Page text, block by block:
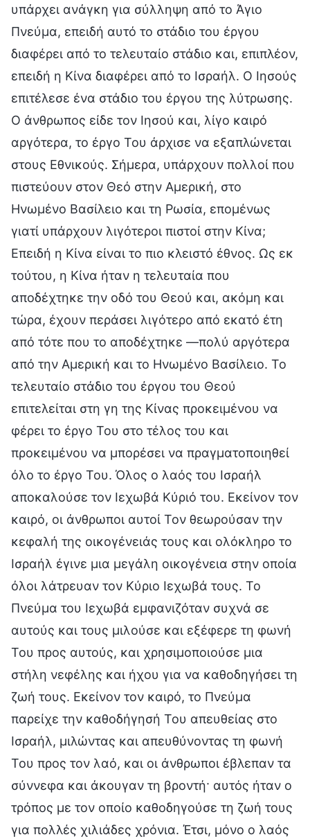
υπάρχει ανάγκη για σύλληψη από το Άγιο
Πνεύμα, επειδή αυτό το στάδιο του έργου
διαφέρει από το τελευταίο στάδιο και, επιπλέον,
επειδή η Κίνα διαφέρει από το Ισραήλ. Ο Ιησούς
επιτέλεσε ένα στάδιο του έργου της λύτρωσης.
Ο άνθρωπος είδε τον Ιησού και, λίγο καιρό
αργότερα, το έργο Του άρχισε να εξαπλώνεται
στους Εθνικούς. Σήμερα, υπάρχουν πολλοί που
πιστεύουν στον Θεό στην Αμερική, στο
Ηνωμένο Βασίλειο και τη Ρωσία, επομένως
γιατί υπάρχουν λιγότεροι πιστοί στην Κίνα;
Επειδή η Κίνα είναι το πιο κλειστό έθνος. Ως εκ
τούτου, η Κίνα ήταν η τελευταία που
αποδέχτηκε την οδό του Θεού και, ακόμη και
τώρα, έχουν περάσει λιγότερο από εκατό έτη
από τότε που το αποδέχτηκε —πολύ αργότερα
από την Αμερική και το Ηνωμένο Βασίλειο. Το
τελευταίο στάδιο του έργου του Θεού
επιτελείται στη γη της Κίνας προκειμένου να
φέρει το έργο Του στο τέλος του και
προκειμένου να μπορέσει να πραγματοποιηθεί
όλο το έργο Του. Όλος ο λαός του Ισραήλ
αποκαλούσε τον Ιεχωβά Κύριό του. Εκείνον τον
καιρό, οι άνθρωποι αυτοί Τον θεωρούσαν την
κεφαλή της οικογένειάς τους και ολόκληρο το
Ισραήλ έγινε μια μεγάλη οικογένεια στην οποία
όλοι λάτρευαν τον Κύριο Ιεχωβά τους. Το
Πνεύμα του Ιεχωβά εμφανιζόταν συχνά σε
αυτούς και τους μιλούσε και εξέφερε τη φωνή
Του προς αυτούς, και χρησιμοποιούσε μια
στήλη νεφέλης και ήχου για να καθοδηγήσει τη
ζωή τους. Εκείνον τον καιρό, το Πνεύμα
παρείχε την καθοδήγησή Του απευθείας στο
Ισραήλ, μιλώντας και απευθύνοντας τη φωνή
Του προς τον λαό, και οι άνθρωποι έβλεπαν τα
σύννεφα και άκουγαν τη βροντή· αυτός ήταν ο
τρόπος με τον οποίο καθοδηγούσε τη ζωή τους
για πολλές χιλιάδες χρόνια. Έτσι, μόνο ο λαός